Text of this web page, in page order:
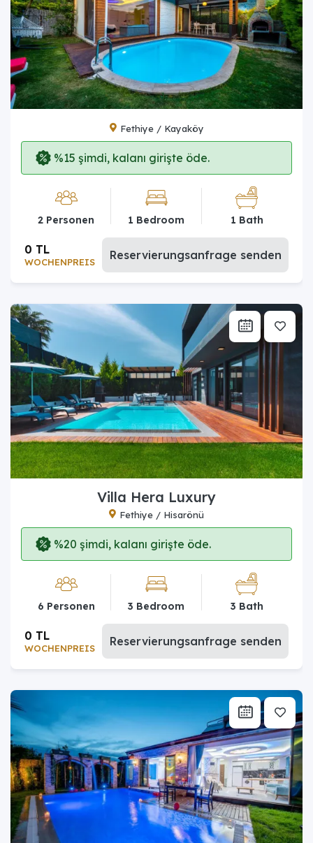
Fethiye / Kayaköy
%15 şimdi, kalanı girişte öde.
2 Personen 1 Bedroom 1 Bath
WOCHENPREIS
0 TL Reservierungsanfrage senden
Villa Hera Luxury
Fethiye / Hisarönü
%20 şimdi, kalanı girişte öde.
6 Personen 3 Bedroom 3 Bath
WOCHENPREIS
0 TL Reservierungsanfrage senden